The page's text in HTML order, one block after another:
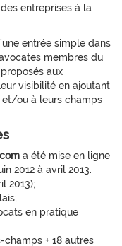
entreprises à la
entrée simple dans
membres du
aux
visibilité en ajoutant
et/ou à leurs champs
a été mise en ligne
2012 à avril 2013.
2013);
en pratique
champs + 18 autres